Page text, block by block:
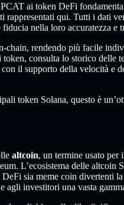
ai token DeFi
rappresentati qui. Tutti i dati
nella loro accuratezza e
chain, rendendo più facile
consulta lo storico delle
il supporto della velocità e
token Solana, questo è
altcoin, un termine usato per
L’ecosistema delle altcoin
sia meme coin divertenti
agli investitori una vasta